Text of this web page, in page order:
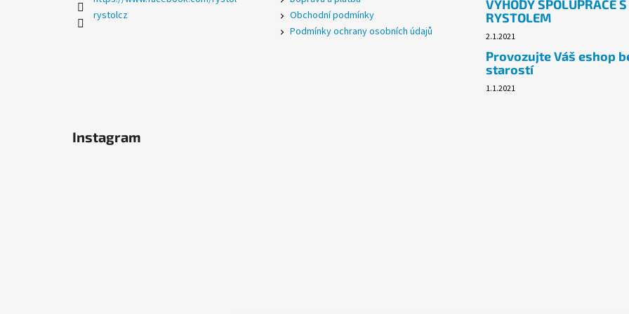
rystolcz
Obchodní podmínky
Podmínky ochrany osobních údajů
VÝHODY SPOLUPRÁCE S
RYSTOLEM
2.1.2021
Provozujte Váš eshop
starostí
1.1.2021
Instagram